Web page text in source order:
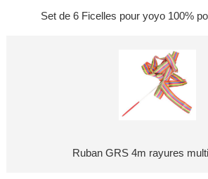
Set de 6 Ficelles pour yoyo 100%
Ruban GRS 4m rayures